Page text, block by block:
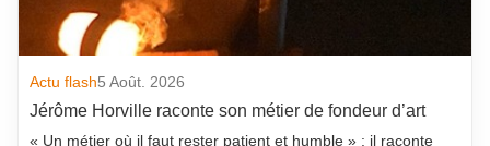
Actu flash5 Août. 2026
Jérôme Horville raconte son métier de fondeur d’art
« Un métier où il faut rester patient et humble » : il raconte